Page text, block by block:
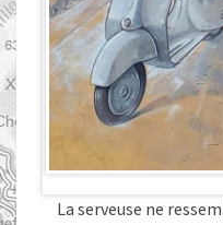
La serveuse ne